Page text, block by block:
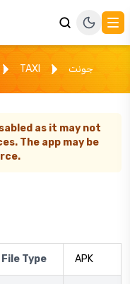
TAXI جونت
as it may not
The app may be
File Type APK